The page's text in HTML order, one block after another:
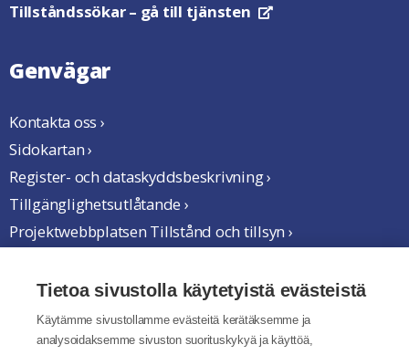
Tillståndssökar– gå till tjänsten Öppnas i en ny flik
Genvägar
Kontakta oss ›
Sidokartan ›
Register- och dataskyddsbeskrivning ›
Tillgänglighetsutlåtande ›
Projektwebbplatsen Tillstånd och tillsyn ›
Vi samarbetar
Tietoa sivustolla käytetyistä evästeistä
Käytämme sivustollamme evästeitä kerätäksemme ja
analysoidaksemme sivuston suorituskykyä ja käyttöä,